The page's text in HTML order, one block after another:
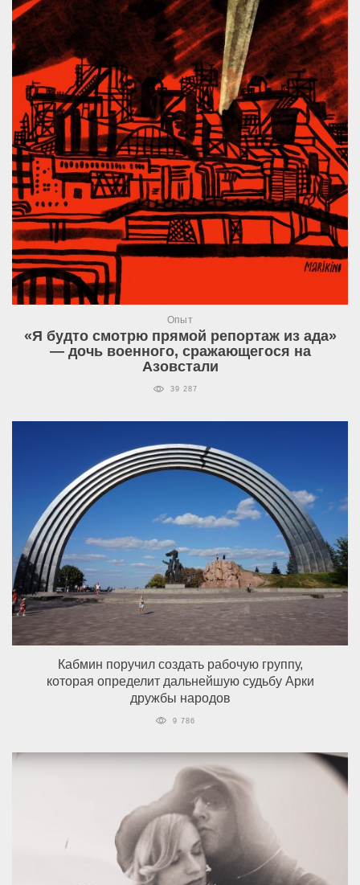
Опыт
«Я будто смотрю прямой репортаж из ада»
— дочь военного, сражающегося на
Азовстали
39 287
Кабмин поручил создать рабочую группу,
которая определит дальнейшую судьбу Арки
дружбы народов
9 786